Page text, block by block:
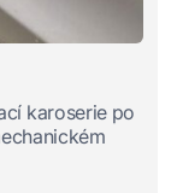
karoserie po